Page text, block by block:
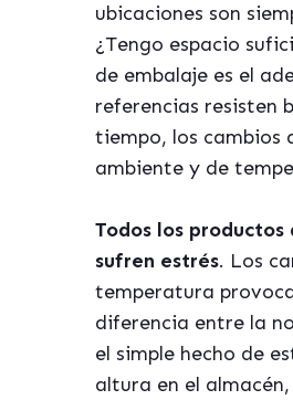
ubicaciones son
¿Tengo espacio
de embalaje es el
referencias resisten
tiempo, los cambios
ambiente y de
Todos los productos
sufren estrés. Los
temperatura
diferencia entre la
el simple hecho de
altura en el